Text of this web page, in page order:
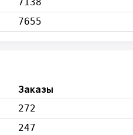
7655
Заказы
272
247